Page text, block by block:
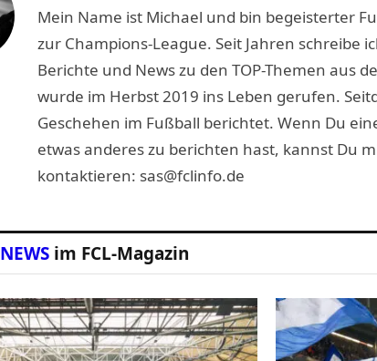
Mein Name ist Michael und bin begeisterter
zur Champions-League. Seit Jahren schreibe
Berichte und News zu den TOP-Themen aus
wurde im Herbst 2019 ins Leben gerufen.
Geschehen im Fußball berichtet. Wenn Du
etwas anderes zu berichten hast, kannst Du
kontaktieren: sas@fclinfo.de
NEWS im FCL-Magazin